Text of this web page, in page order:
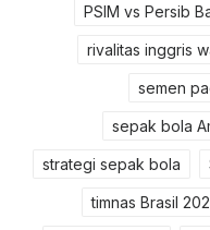
PSIM vs Persib
rivalitas inggris
semen
sepak bola
strategi sepak bola
timnas Brasil